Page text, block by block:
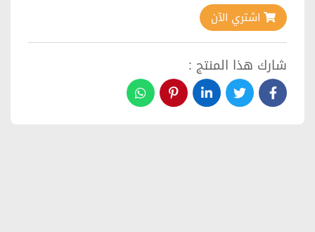
اشتري الآن
شارك هذا المنتج :